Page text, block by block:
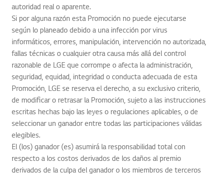
autoridad real o aparente.
Si por alguna razón esta Promoción no puede ejecutarse
según lo planeado debido a una infección por virus
informáticos, errores, manipulación, intervención no autorizada,
fallas técnicas o cualquier otra causa más allá del control
razonable de LGE que corrompe o afecta la administración,
seguridad, equidad, integridad o conducta adecuada de esta
Promoción, LGE se reserva el derecho, a su exclusivo criterio,
de modificar o retrasar la Promoción, sujeto a las instrucciones
escritas hechas bajo las leyes o regulaciones aplicables, o de
seleccionar un ganador entre todas las participaciones válidas
elegibles.
El (los) ganador (es) asumirá la responsabilidad total con
respecto a los costos derivados de los daños al premio
derivados de la culpa del ganador o los miembros de terceros